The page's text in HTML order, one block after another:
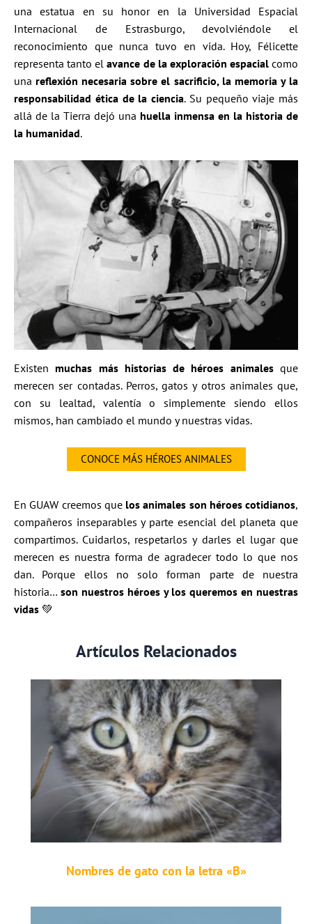
una estatua en su honor en la Universidad Espacial
Internacional de Estrasburgo, devolviéndole el
reconocimiento que nunca tuvo en vida. Hoy, Félicette
representa tanto elavance de la exploración espacialcomo
unareflexión necesaria sobre el sacrificio, la memoria y la
responsabilidad ética de la ciencia. Su pequeño viaje más
allá de la Tierra dejó una huella inmensa en la historia de
la humanidad.
Existenmuchas más historias de héroes animalesque
merecen ser contadas. Perros, gatos y otros animales que,
con su lealtad, valentía o simplemente siendo ellos
mismos, han cambiado el mundo y nuestras vidas.
CONOCE MÁS HÉROES ANIMALES
En GUAW creemos que los animales son héroes cotidianos,
compañeros inseparables y parte esencial del planeta que
compartimos. Cuidarlos, respetarlos y darles el lugar que
merecen es nuestra forma de agradecer todo lo que nos
dan. Porque ellos no solo forman parte de nuestra
historia… son nuestros héroes y los queremos en nuestras
vidas 💚
Artículos Relacionados
Nombres de gato con la letra «B»